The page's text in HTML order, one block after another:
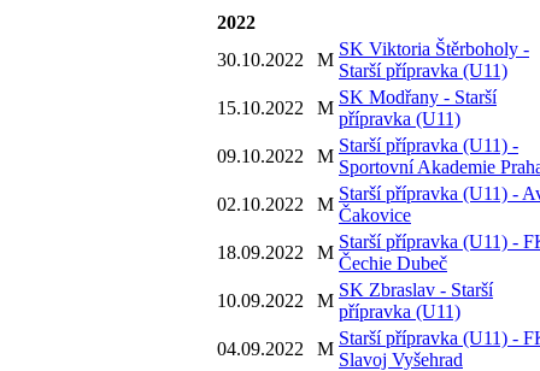
2022
30.10.2022
M
SK Viktoria Štěrboholy -
Starší přípravka (U11)
15.10.2022
M
SK Modřany - Starší
přípravka (U11)
09.10.2022
M
Starší přípravka (U11) -
Sportovní Akademie
02.10.2022
M
Starší přípravka (U11) -
Čakovice
18.09.2022
M
Starší přípravka (U11) -
Čechie Dubeč
10.09.2022
M
SK Zbraslav - Starší
přípravka (U11)
04.09.2022
M
Starší přípravka (U11) -
Slavoj Vyšehrad